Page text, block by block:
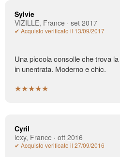
Sylvie
VIZILLE, France · set 2017
✔ Acquisto verificato il 13/09/2017
Una piccola consolle che trova
in unentrata. Moderno e chic.
★★★★★
Cyril
lexy, France · ott 2016
✔ Acquisto verificato il 27/09/2016